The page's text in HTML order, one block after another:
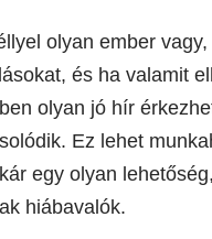
olyan ember
és ha valamit
olyan jó hír
Ez lehet
egy olyan
hiábavalók.